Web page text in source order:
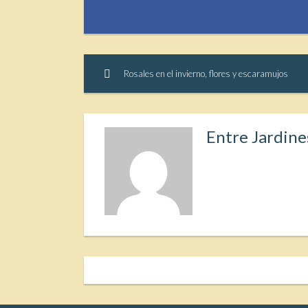
Rosales en el invierno, flores y escaramujos
Entre